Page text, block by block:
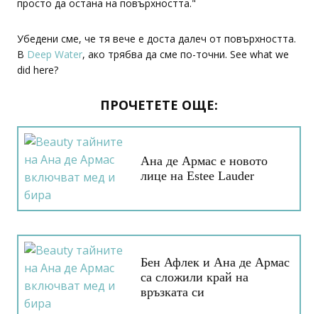
просто да остана на повърхността."
Убедени сме, че тя вече е доста далеч от повърхността.
В Deep Water, ако трябва да сме по-точни. See what we
did here?
ПРОЧЕТЕТЕ ОЩЕ:
Ана де Армас е новото
лице на Estee Lauder
Бен Афлек и Ана де Армас
са сложили край на
връзката си